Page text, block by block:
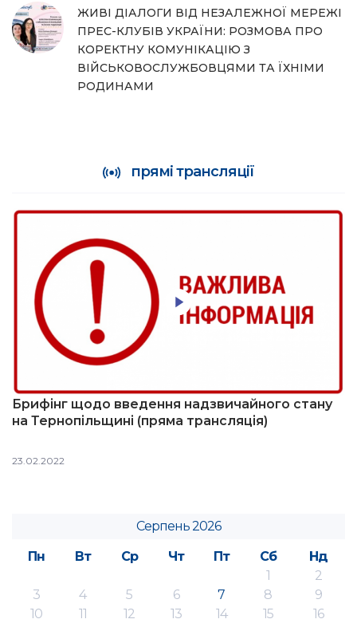
ЖИВІ ДІАЛОГИ ВІД НЕЗАЛЕЖНОЇ МЕРЕЖІ
ПРЕС-КЛУБІВ УКРАЇНИ: РОЗМОВА ПРО
КОРЕКТНУ КОМУНІКАЦІЮ З
ВІЙСЬКОВОСЛУЖБОВЦЯМИ ТА ЇХНІМИ
РОДИНАМИ
прямі трансляції
Брифінг щодо введення надзвичайного стану
на Тернопільщині (пряма трансляція)
23.02.2022
Серпень 2026
Пн
Вт Ср Чт Пт Сб
Нд
1
2
3
4 5 6 7 8
9
10
11 12 13 14 15
16